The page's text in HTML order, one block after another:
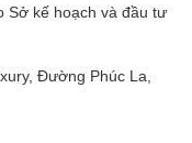
Sở kế hoạch và đầu tư
Đường Phúc La,